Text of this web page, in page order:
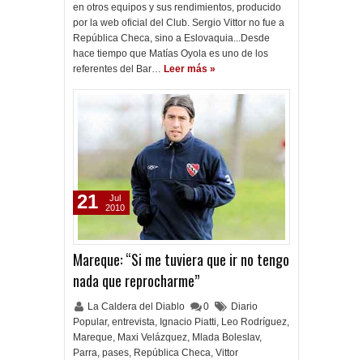
en otros equipos y sus rendimientos, producido
por la web oficial del Club. Sergio Vittor no fue a
República Checa, sino a Eslovaquia...Desde
hace tiempo que Matías Oyola es uno de los
referentes del Bar… Leer más »
Mareque: “Si me tuviera que ir no tengo
nada que reprocharme”
La Caldera del Diablo 0
Diario
Popular, entrevista, Ignacio Piatti, Leo Rodríguez,
Mareque, Maxi Velázquez, Mlada Boleslav,
Parra, pases, República Checa, Vittor
21
Jul
2010